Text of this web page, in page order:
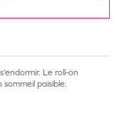
Le roll-on
paisible.